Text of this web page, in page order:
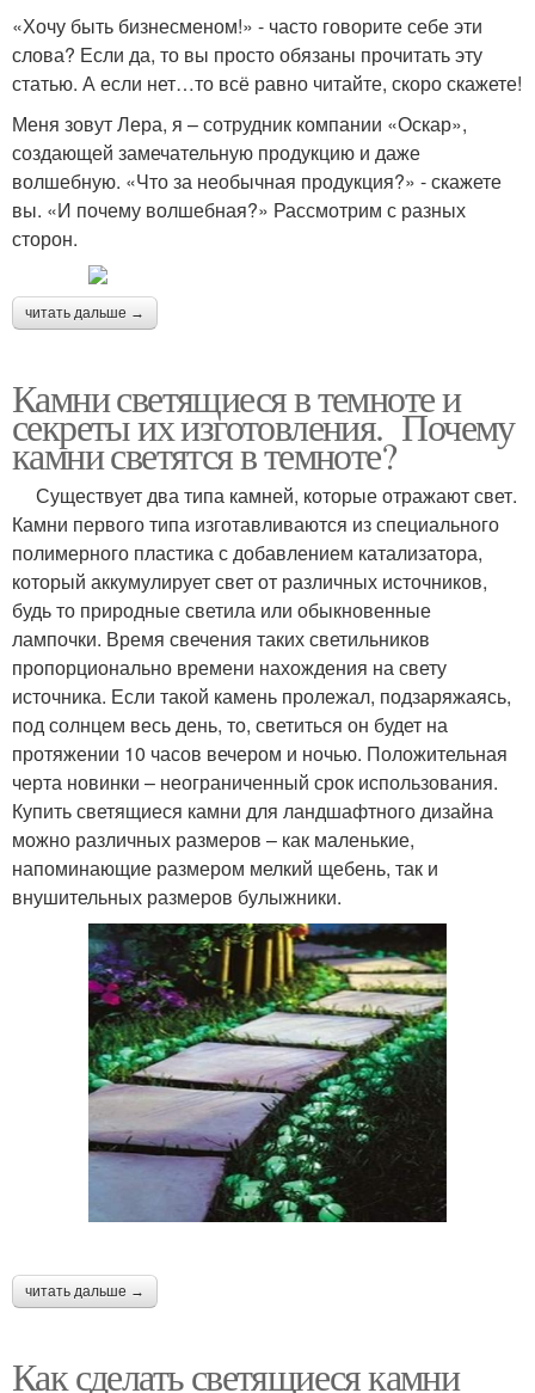
«Хочу быть бизнесменом!» - часто говорите себе эти
слова? Если да, то вы просто обязаны прочитать эту
статью. А если нет…то всё равно читайте, скоро скажете!
Меня зовут Лера, я – сотрудник компании «Оскар»,
создающей замечательную продукцию и даже
волшебную. «Что за необычная продукция?» - скажете
вы. «И почему волшебная?» Рассмотрим с разных
сторон.
читать дальше →
Камни светящиеся в темноте и
секреты их изготовления. Почему
камни светятся в темноте?
Существует два типа камней, которые отражают свет.
Камни первого типа изготавливаются из специального
полимерного пластика с добавлением катализатора,
который аккумулирует свет от различных источников,
будь то природные светила или обыкновенные
лампочки. Время свечения таких светильников
пропорционально времени нахождения на свету
источника. Если такой камень пролежал, подзаряжаясь,
под солнцем весь день, то, светиться он будет на
протяжении 10 часов вечером и ночью. Положительная
черта новинки – неограниченный срок использования.
Купить светящиеся камни для ландшафтного дизайна
можно различных размеров – как маленькие,
напоминающие размером мелкий щебень, так и
внушительных размеров булыжники.
читать дальше →
Как сделать светящиеся камни